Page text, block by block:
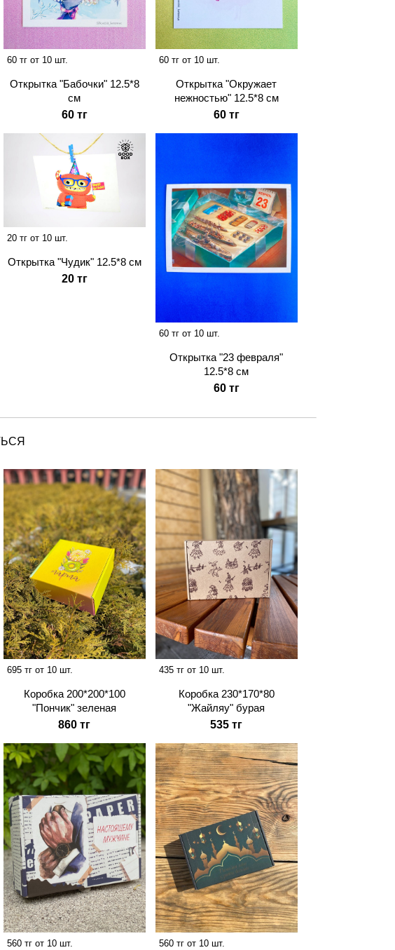
60 тг от 10 шт.
Открытка "Бабочки" 12.5*8
см
60 тг
60 тг от 10 шт.
Открытка "Окружает
нежностью" 12.5*8 см
60 тг
20 тг от 10 шт.
Открытка "Чудик" 12.5*8 см
20 тг
60 тг от 10 шт.
Открытка "23 февраля"
12.5*8 см
60 тг
695 тг от 10 шт.
Коробка 200*200*100
"Пончик" зеленая
860 тг
435 тг от 10 шт.
Коробка 230*170*80
"Жайляу" бурая
535 тг
560 тг от 10 шт. 560 тг от 10 шт.